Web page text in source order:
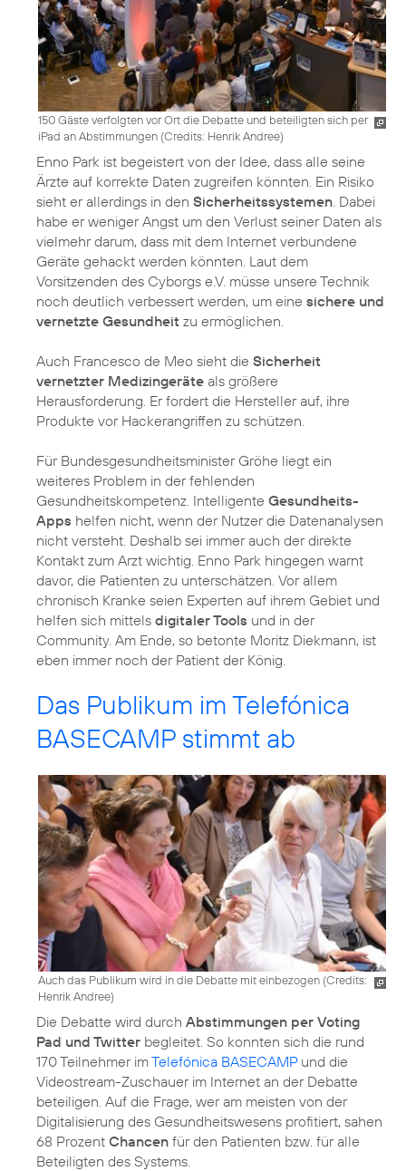
150 Gäste verfolgten vor Ort die Debatte und beteiligten sich per
iPad an Abstimmungen (Credits: Henrik Andree)
Enno Park ist begeistert von der Idee, dass alle seine
Ärzte auf korrekte Daten zugreifen könnten. Ein Risiko
sieht er allerdings in den Sicherheitssystemen. Dabei
habe er weniger Angst um den Verlust seiner Daten als
vielmehr darum, dass mit dem Internet verbundene
Geräte gehackt werden könnten. Laut dem
Vorsitzenden des Cyborgs e.V. müsse unsere Technik
noch deutlich verbessert werden, um eine sichere und
vernetzte Gesundheit zu ermöglichen.
Auch Francesco de Meo sieht die Sicherheit
vernetzter Medizingeräte als größere
Herausforderung. Er fordert die Hersteller auf, ihre
Produkte vor Hackerangriffen zu schützen.
Für Bundesgesundheitsminister Gröhe liegt ein
weiteres Problem in der fehlenden
Gesundheitskompetenz. Intelligente Gesundheits-
Apps helfen nicht, wenn der Nutzer die Datenanalysen
nicht versteht. Deshalb sei immer auch der direkte
Kontakt zum Arzt wichtig. Enno Park hingegen warnt
davor, die Patienten zu unterschätzen. Vor allem
chronisch Kranke seien Experten auf ihrem Gebiet und
helfen sich mittels digitaler Tools und in der
Community. Am Ende, so betonte Moritz Diekmann, ist
eben immer noch der Patient der König.
Das Publikum im Telefónica
BASECAMP stimmt ab
Auch das Publikum wird in die Debatte mit einbezogen (Credits:
Henrik Andree)
Die Debatte wird durch Abstimmungen per Voting
Pad und Twitter begleitet. So konnten sich die rund
170 Teilnehmer imTelefónica BASECAMPund die
Videostream-Zuschauer im Internet an der Debatte
beteiligen. Auf die Frage, wer am meisten von der
Digitalisierung des Gesundheitswesens profitiert, sahen
68 Prozent Chancen für den Patienten bzw. für alle
Beteiligten des Systems.